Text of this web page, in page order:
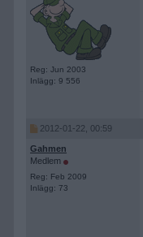
Reg: Jun 2003
Inlägg: 9 556
2012-01-22, 00:59
Gahmen
Medlem
Reg: Feb 2009
Inlägg: 73